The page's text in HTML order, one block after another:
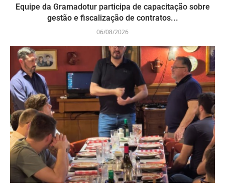
Equipe da Gramadotur participa de capacitação sobre
gestão e fiscalização de contratos...
06/08/2026